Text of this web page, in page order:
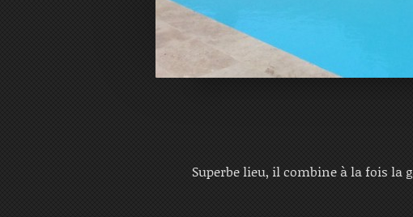
Superbe lieu, il combine à la fois la